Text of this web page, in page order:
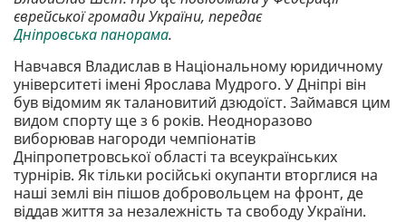
єврейської громади України, передає
Дніпровська панорама.
Навчався Владислав в Національному юридичному
університеті імені Ярослава Мудрого. У Дніпрі він
був відомим як талановитий дзюдоїст. Займався цим
видом спорту ще з 6 років. Неодноразово
виборював нагороди чемпіонатів
Дніпропетровської області та всеукраїнських
турнірів. Як тільки російські окупанти вторглися на
наші землі він пішов добровольцем на фронт, де
віддав життя за незалежність та свободу України.